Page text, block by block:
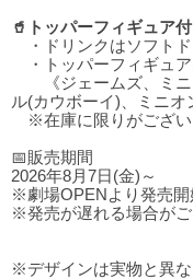
🥤トッパーフィギュア
・ドリンクはソフトド
・トッパーフィギュア
《ジェームズ、ミニ
ル(カウボーイ)、ミニオ
※在庫に限りがござい
📅販売期間
2026年8月7日(金)～
※劇場OPENより発売開
※発売が遅れる場合がご
※デザインは実物と異な